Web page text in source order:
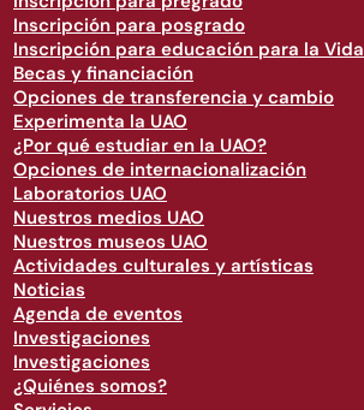
Inscripción para posgrado
Inscripción para educación para la Vida
Becas y financiación
Opciones de transferencia y cambio
Experimenta la UAO
¿Por qué estudiar en la UAO?
Opciones de internacionalización
Laboratorios UAO
Nuestros medios UAO
Nuestros museos UAO
Actividades culturales y artísticas
Noticias
Agenda de eventos
Investigaciones
Investigaciones
¿Quiénes somos?